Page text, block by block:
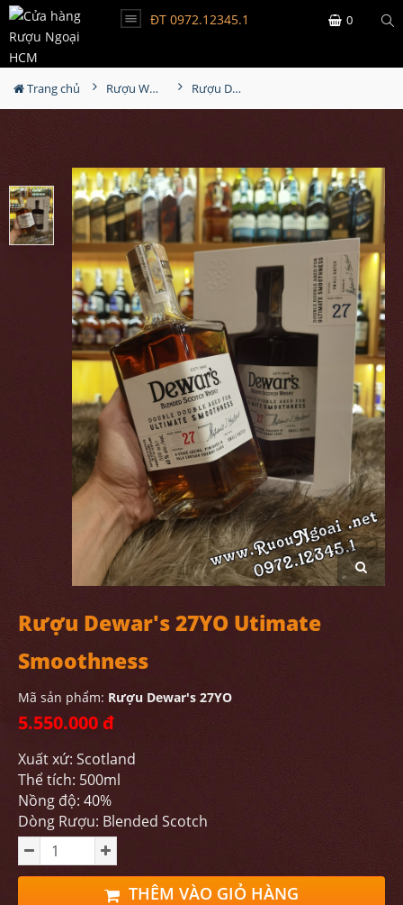
ĐT 0972.12345.1 0
Trang chủ Rượu Whisky Rượu Dewar's 27YO Utimate Smoothness
Rượu Dewar's 27YO Utimate
Smoothness
Mã sản phẩm: Rượu Dewar's 27YO
5.550.000 đ
Xuất xứ: Scotland
Thể tích: 500ml
Nồng độ: 40%
Dòng Rượu: Blended Scotch
THÊM VÀO GIỎ HÀNG